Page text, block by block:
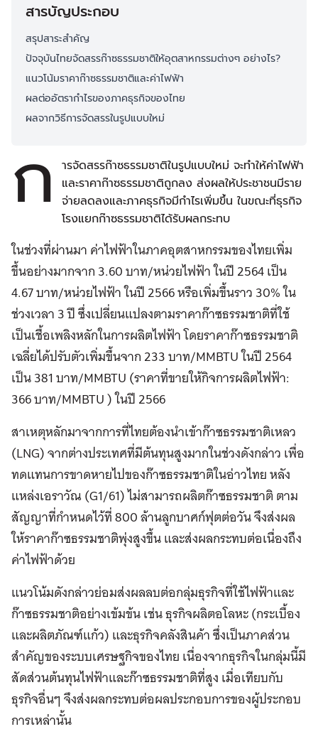
สารบัญประกอบ
สรุปสาระสำคัญ
ปัจจุบันไทยจัดสรรก๊าซธรรมชาติให้อุตสาหกรรมต่างๆ อย่างไร?
แนวโน้มราคาก๊าซธรรมชาติและค่าไฟฟ้า
ผลต่ออัตรากำไรของภาคธุรกิจของไทย
ผลจากวิธีการจัดสรรในรูปแบบใหม่
ก
ารจัดสรรก๊าซธรรมชาติในรูปแบบใหม่ จะทำให้ค่าไฟฟ้า
และราคาก๊าซธรรมชาติถูกลง ส่งผลให้ประชาชนมีราย
จ่ายลดลงและภาคธุรกิจมีกำไรเพิ่มขึ้น ในขณะที่ธุรกิจ
โรงแยกก๊าซธรรมชาติได้รับผลกระทบ
ในช่วงที่ผ่านมา ค่าไฟฟ้าในภาคอุตสาหกรรมของไทยเพิ่ม
ขึ้นอย่างมากจาก 3.60 บาท/หน่วยไฟฟ้า ในปี 2564 เป็น
4.67 บาท/หน่วยไฟฟ้า ในปี 2566 หรือเพิ่มขึ้นราว 30% ใน
ช่วงเวลา 3 ปี ซึ่งเปลี่ยนแปลงตามราคาก๊าซธรรมชาติที่ใช้
เป็นเชื้อเพลิงหลักในการผลิตไฟฟ้า โดยราคาก๊าซธรรมชาติ
เฉลี่ยได้ปรับตัวเพิ่มขึ้นจาก 233 บาท/MMBTU ในปี 2564
เป็น 381 บาท/MMBTU (ราคาที่ขายให้กิจการผลิตไฟฟ้า:
366 บาท/MMBTU ) ในปี 2566
สาเหตุหลักมาจากการที่ไทยต้องนำเข้าก๊าซธรรมชาติเหลว
(LNG) จากต่างประเทศที่มีต้นทุนสูงมากในช่วงดังกล่าว เพื่อ
ทดแทนการขาดหายไปของก๊าซธรรมชาติในอ่าวไทย หลัง
แหล่งเอราวัณ (G1/61) ไม่สามารถผลิตก๊าซธรรมชาติ ตาม
สัญญาที่กำหนดไว้ที่ 800 ล้านลูกบาศก์ฟุตต่อวัน จึงส่งผล
ให้ราคาก๊าซธรรมชาติพุ่งสูงขึ้น และส่งผลกระทบต่อเนื่องถึง
ค่าไฟฟ้าด้วย
แนวโน้มดังกล่าวย่อมส่งผลลบต่อกลุ่มธุรกิจที่ใช้ไฟฟ้าและ
ก๊าซธรรมชาติอย่างเข้มข้น เช่น ธุรกิจผลิตอโลหะ (กระเบื้อง
และผลิตภัณฑ์แก้ว) และธุรกิจคลังสินค้า ซึ่งเป็นภาคส่วน
สำคัญของระบบเศรษฐกิจของไทย เนื่องจากธุรกิจในกลุ่มนี้มี
สัดส่วนต้นทุนไฟฟ้าและก๊าซธรรมชาติที่สูง เมื่อเทียบกับ
ธุรกิจอื่นๆ จึงส่งผลกระทบต่อผลประกอบการของผู้ประกอบ
การเหล่านั้น